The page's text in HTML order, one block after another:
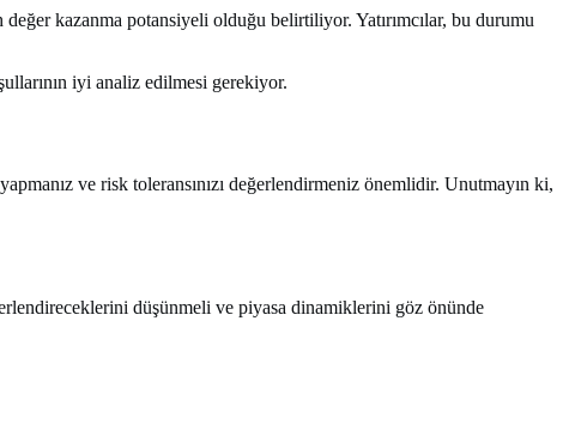
kazanma potansiyeli olduğu belirtiliyor. Yatırımcılar, bu durumu
iyi analiz edilmesi gerekiyor.
ve risk toleransınızı değerlendirmeniz önemlidir. Unutmayın ki,
düşünmeli ve piyasa dinamiklerini göz önünde